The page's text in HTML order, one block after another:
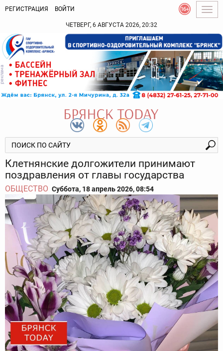
РЕГИСТРАЦИЯ ВОЙТИ
ЧЕТВЕРГ, 6 АВГУСТА 2026, 20:32
Клетнянские долгожители принимают
поздравления от главы государства
ОБЩЕСТВО Суббота, 18 апрель 2026, 08:54